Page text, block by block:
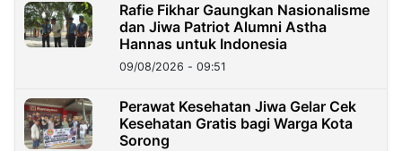
Rafie Fikhar Gaungkan Nasionalisme
dan Jiwa Patriot Alumni Astha
Hannas untuk Indonesia
09/08/2026 - 09:51
Perawat Kesehatan Jiwa Gelar Cek
Kesehatan Gratis bagi Warga Kota
Sorong